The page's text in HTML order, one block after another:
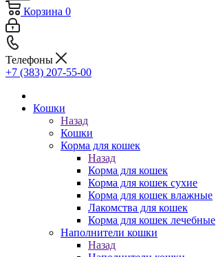
Корзина 0
Телефоны
+7 (383) 207-55-00
Кошки
Назад
Кошки
Корма для кошек
Назад
Корма для кошек
Корма для кошек сухие
Корма для кошек влажные
Лакомства для кошек
Корма для кошек лечебные
Наполнители кошки
Назад